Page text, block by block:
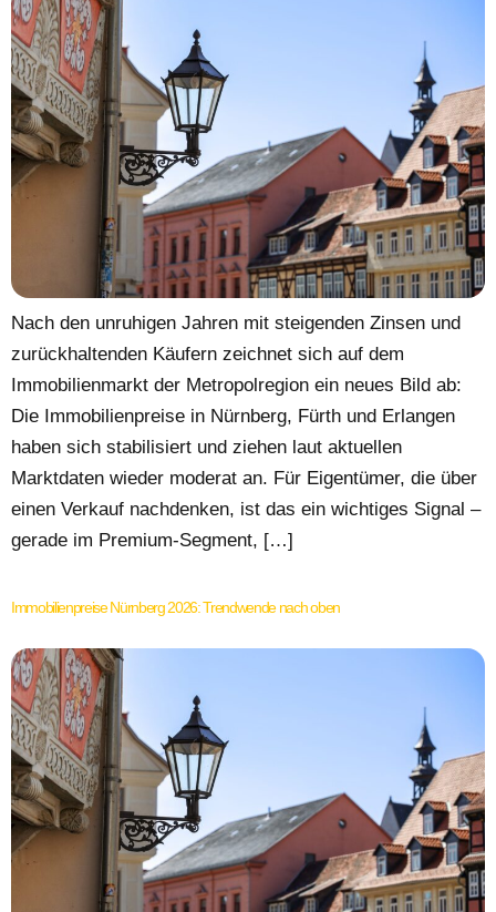
Nach den unruhigen Jahren mit steigenden Zinsen und
zurückhaltenden Käufern zeichnet sich auf dem
Immobilienmarkt der Metropolregion ein neues Bild ab:
Die Immobilienpreise in Nürnberg, Fürth und Erlangen
haben sich stabilisiert und ziehen laut aktuellen
Marktdaten wieder moderat an. Für Eigentümer, die über
einen Verkauf nachdenken, ist das ein wichtiges Signal –
gerade im Premium-Segment, […]
Immobilienpreise Nürnberg 2026: Trendwende nach oben